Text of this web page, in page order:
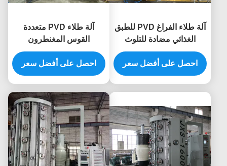
آلة طلاء الفراغ PVD للطبق
الغذائي مضادة للتلوث
الأواني المائدة السيراميكية
المقاومة لدرجات الحرارة
العالية
احصل على أفضل سعر
آلة طلاء PVD متعددة
القوس المغنطرون
لإكسسوارات الساعات
الفاخرة المقاومة للماء
والخدش
احصل على أفضل سعر